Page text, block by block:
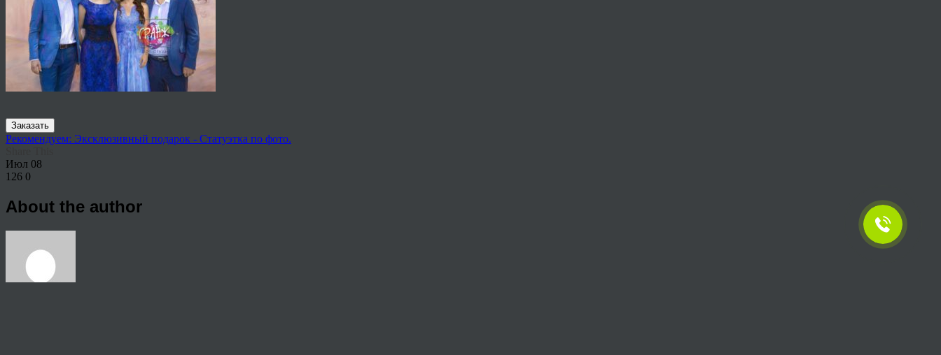
Заказать
Рекомендуем: Эксклюзивный подарок - Статуэтка по фото.
Июл 08
126 0
About the author